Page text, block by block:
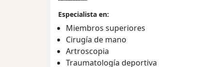
Amputaciones parciales o totales de los
Osteoartritis de la mano y muñeca
Artritis reumatoide con deformidades en la
Quistes sinoviales (gangliones)
Síndrome del túnel carpiano (compresión
Especialista en:
Miembros superiores
Cirugía de mano
Artroscopia
Traumatología deportiva